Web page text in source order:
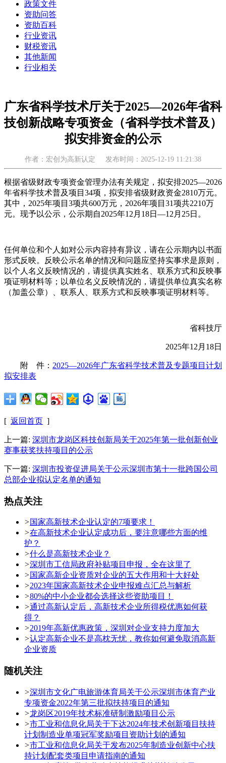
政策文件
资助问答
资助百科
行业资讯
财税资讯
其他新闻
行业相关
广东省科学技术厅关于2025—2026年省科
技创新战略专项资金（省科学技术普及）
拟安排资金的公示
作者：宏创为高新认定 发布时间：2025-12-19 11:21:38
根据省级财政专项资金管理办法有关规定，拟安排2025—2026
年省科学技术普及项目34项，拟安排省级财政资金2810万元。
其中，2025年项目3项共600万元，2026年项目31项共2210万
元。现予以公示，公示期自2025年12月18日—12月25日。
任何单位和个人如对公示内容持有异议，请在公示期内以书面
形式反映。反映公示名单的情况和问题应坚持实事求是原则，
以个人名义反映情况的，请提供真实姓名、联系方式和反映事
项证明材料等；以单位名义反映情况的，请提供单位真实名称
（加盖公章）、联系人、联系方式和反映事项证明材料等。
省科技厅
2025年12月18日
附 件： 2025—2026年广东省科学技术普及专题项目计划
拟安排表
[ 返回首页 ]
上一篇: 深圳市龙岗区科技创新局关于2025年第一批创新创业
赛事获奖扶持项目的公示
下一篇: 深圳市投资促进局关于公示深圳市第十一批跨国公司
总部企业拟认定名单的通知
热点关注
>国家高新技术企业认定的7项要求！
>在高新技术企业认定成功后，要注意哪些方面的维
护？
>什么是高新技术企业？
>深圳市工信局政府补贴项目申报，全在这里了
>国家高新企业资质对企业的五大作用和十大好处
>2023年国家高新技术企业申报难点汇总与解析
>80%的中小企业都会选择这些资助项目！
>通过高新认定后，高新技术企业所得税优惠如何获
得？
>2019年高新优惠政策，深圳对企业支持力度加大
>认定高新企业不是高枕无忧，教你如何避免取消高新
企业资质
随机关注
>深圳市文化广电旅游体育局关于公示深圳市体育产业
专项资金2022年第三批拟扶持项目的通知
>龙岗区2019年技术标准研制激励项目公示
>市工业和信息化局关于下达2024年技术创新项目扶持
计划制造业单项冠军奖励项目资助计划的通知
>市工业和信息化局关于发布2025年制造业创新中心扶
持计划配套类项目申请指南的通知